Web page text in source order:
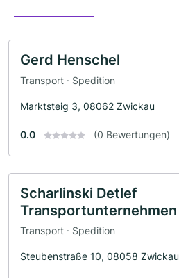
Gerd Henschel
Transport · Spedition
Marktsteig 3, 08062 Zwickau
0.0 (0 Bewertungen)
Scharlinski Detlef
Transportunternehmen
Transport · Spedition
Steubenstraße 10, 08058 Zwickau